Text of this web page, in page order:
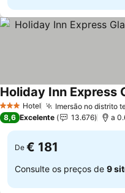
3 EstrelasHotel Imersão no distrito
8,6 Excelente 13.676 a
De € 181
Consulte os preços de 9